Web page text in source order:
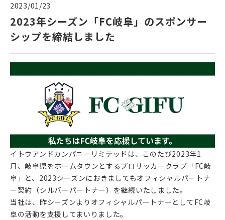
2023/01/23
2023年シーズン「FC岐阜」のスポンサー
シップを締結しました
イトウアンドカンパニーリミテッドは、このたび2023年1
月、岐阜県をホームタウンとするプロサッカークラブ「FC岐
阜」と、2023シーズンにおきましてもオフィシャルパートナ
ー契約（シルバーパートナー）を継続いたしました。
当社は、昨シーズンよりオフィシャルパートナーとしてFC岐
阜の活動を支援してまいりました。